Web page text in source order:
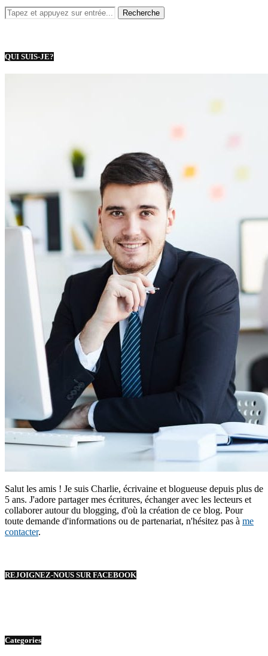
QUI SUIS-JE?
Salut les amis ! Je suis Charlie, écrivaine et blogueuse depuis plus de
5 ans. J'adore partager mes écritures, échanger avec les lecteurs et
collaborer autour du blogging, d'où la création de ce blog. Pour
toute demande d'informations ou de partenariat, n'hésitez pas à me
contacter.
REJOIGNEZ-NOUS SUR FACEBOOK
Categories